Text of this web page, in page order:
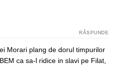
RĂSPUNDE
Morari plang de dorul timpurilor
ca sa-l ridice in slavi pe Filat,